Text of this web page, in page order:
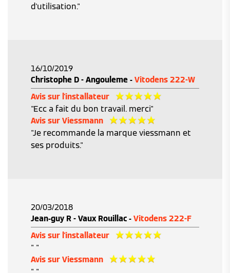
d'utilisation."
16/10/2019
Christophe D - Angouleme - Vitodens 222-W
Avis sur l'installateur
"Ecc a fait du bon travail. merci"
Avis sur Viessmann
"Je recommande la marque viessmann et
ses produits."
20/03/2018
Jean-guy R - Vaux Rouillac - Vitodens 222-F
Avis sur l'installateur
" "
Avis sur Viessmann